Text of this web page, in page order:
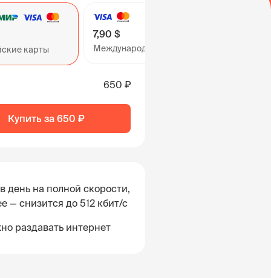
карты
7,90 $
Международные карты
650 ₽
Купить за 650 ₽
день на полной скорости,
— снизится до 512 кбит/с
раздавать интернет